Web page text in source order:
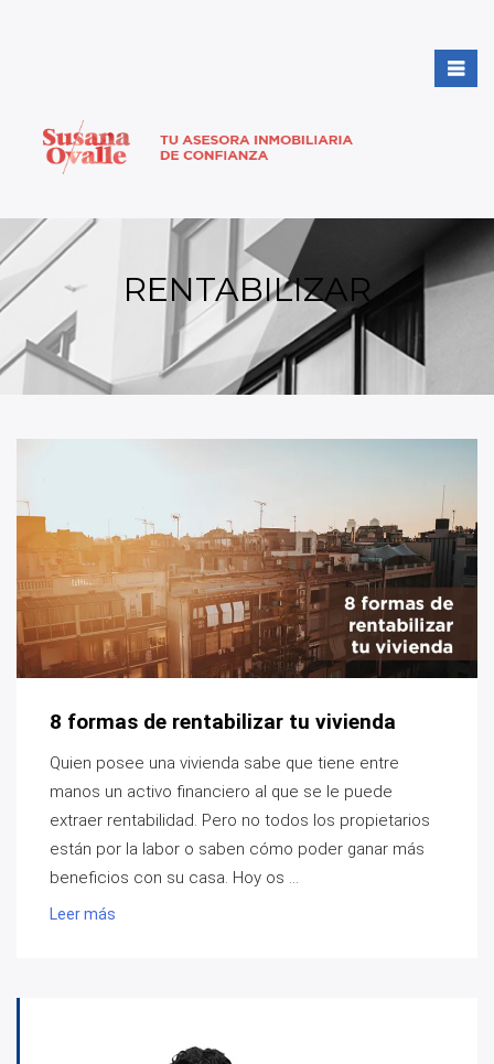
RENTABILIZAR
8 formas de rentabilizar tu vivienda
Quien posee una vivienda sabe que tiene entre
manos un activo financiero al que se le puede
extraer rentabilidad. Pero no todos los propietarios
están por la labor o saben cómo poder ganar más
beneficios con su casa. Hoy os ...
Leer más